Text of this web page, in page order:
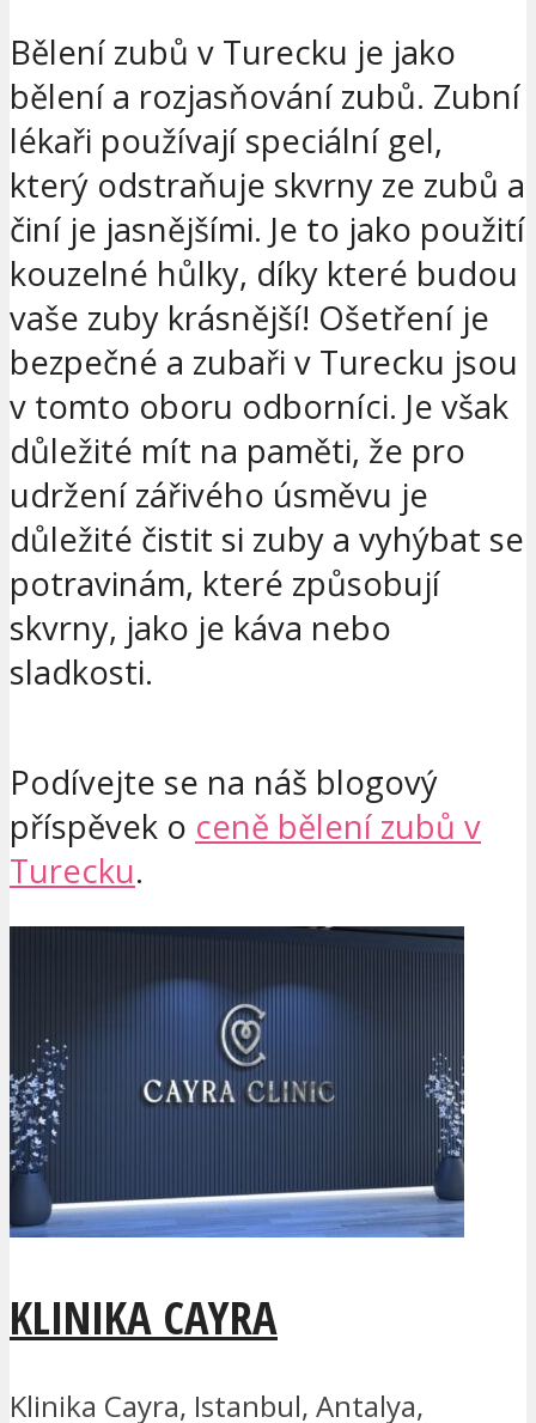
Bělení zubů v Turecku je jako
bělení a rozjasňování zubů. Zubní
lékaři používají speciální gel,
který odstraňuje skvrny ze zubů a
činí je jasnějšími. Je to jako použití
kouzelné hůlky, díky které budou
vaše zuby krásnější! Ošetření je
bezpečné a zubaři v Turecku jsou
v tomto oboru odborníci. Je však
důležité mít na paměti, že pro
udržení zářivého úsměvu je
důležité čistit si zuby a vyhýbat se
potravinám, které způsobují
skvrny, jako je káva nebo
sladkosti.
Podívejte se na náš blogový
příspěvek o ceně bělení zubů v
Turecku.
KLINIKA CAYRA
Klinika Cayra, Istanbul, Antalya,